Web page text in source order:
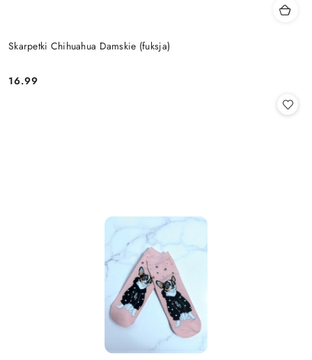
Skarpetki Chihuahua Damskie (fuksja)
Cena:
16.99